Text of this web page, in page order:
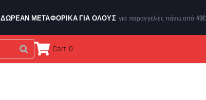
ΔΩΡΕΑΝ ΜΕΤΑΦΟΡΙΚΑ ΓΙΑ ΌΛΟΥΣ για παραγγελίες πάνω από 40€
Cart 0